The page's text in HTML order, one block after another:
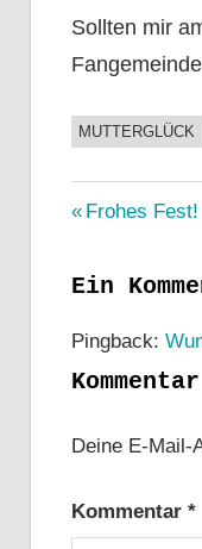
Sollten mir
MUTTERGLÜCK
Vorheriger
Frohes Fest!
Ein
Pingback:
Deine E-
Kommentar *